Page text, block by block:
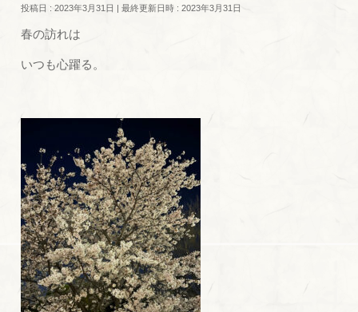
投稿日 : 2023年3月31日 最終更新日時 : 2023年3月31日
春の訪れは
いつも心躍る。